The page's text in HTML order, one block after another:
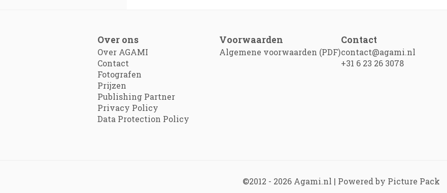
Over ons
Over AGAMI
Contact
Fotografen
Prijzen
Publishing Partner
Privacy Policy
Data Protection Policy
Voorwaarden
Algemene voorwaarden (PDF)
Contact
contact@agami.nl
+31 6 23 26 3078
©2012 - 2026 Agami.nl | Powered by Picture Pack